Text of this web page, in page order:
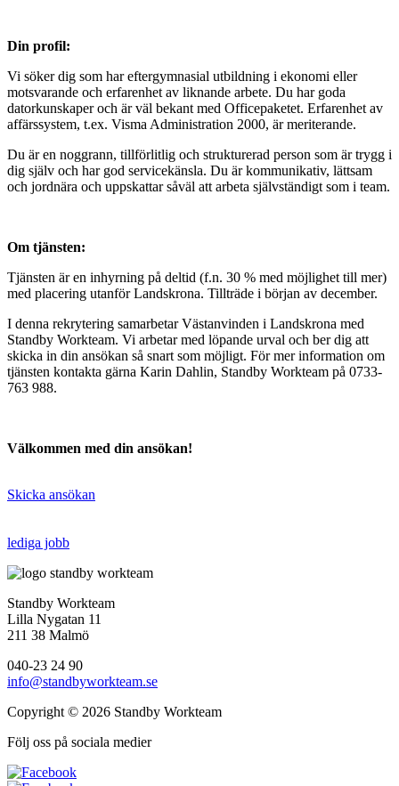
Din profil:
Vi söker dig som har eftergymnasial utbildning i ekonomi eller
motsvarande och erfarenhet av liknande arbete. Du har goda
datorkunskaper och är väl bekant med Officepaketet. Erfarenhet av
affärssystem, t.ex. Visma Administration 2000, är meriterande.
Du är en noggrann, tillförlitlig och strukturerad person som är trygg i
dig själv och har god servicekänsla. Du är kommunikativ, lättsam
och jordnära och uppskattar såväl att arbeta självständigt som i team.
Om tjänsten:
Tjänsten är en inhyrning på deltid (f.n. 30 % med möjlighet till mer)
med placering utanför Landskrona. Tillträde i början av december.
I denna rekrytering samarbetar Västanvinden i Landskrona med
Standby Workteam. Vi arbetar med löpande urval och ber dig att
skicka in din ansökan så snart som möjligt. För mer information om
tjänsten kontakta gärna Karin Dahlin, Standby Workteam på 0733-
763 988.
Välkommen med din ansökan!
Skicka ansökan
lediga jobb
Standby Workteam
Lilla Nygatan 11
211 38 Malmö
040-23 24 90
info@standbyworkteam.se
Copyright © 2026 Standby Workteam
Följ oss på sociala medier